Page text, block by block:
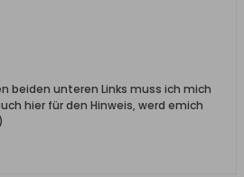
beiden unteren Links muss ich mich
hier für den Hinweis, werd emich